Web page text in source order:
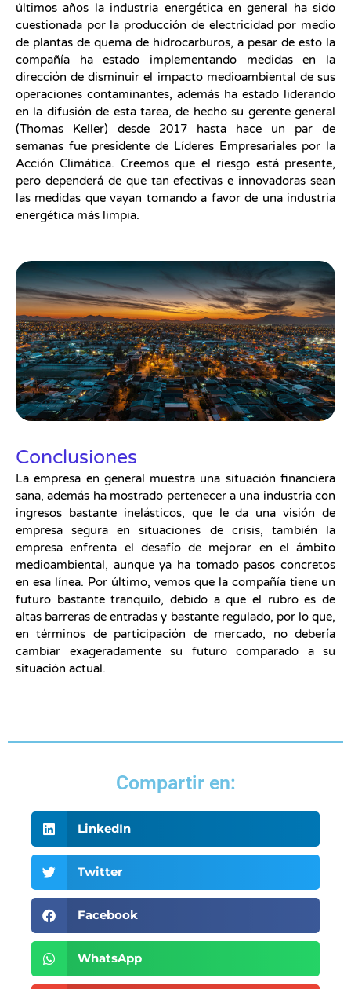
últimos años la industria energética en general ha sido
cuestionada por la producción de electricidad por medio
de plantas de quema de hidrocarburos, a pesar de esto la
compañía ha estado implementando medidas en la
dirección de disminuir el impacto medioambiental de sus
operaciones contaminantes, además ha estado liderando
en la difusión de esta tarea, de hecho su gerente general
(Thomas Keller) desde 2017 hasta hace un par de
semanas fue presidente de Líderes Empresariales por la
Acción Climática. Creemos que el riesgo está presente,
pero dependerá de que tan efectivas e innovadoras sean
las medidas que vayan tomando a favor de una industria
energética más limpia.
Conclusiones
La empresa en general muestra una situación financiera
sana, además ha mostrado pertenecer a una industria con
ingresos bastante inelásticos, que le da una visión de
empresa segura en situaciones de crisis, también la
empresa enfrenta el desafío de mejorar en el ámbito
medioambiental, aunque ya ha tomado pasos concretos
en esa línea. Por último, vemos que la compañía tiene un
futuro bastante tranquilo, debido a que el rubro es de
altas barreras de entradas y bastante regulado, por lo que,
en términos de participación de mercado, no debería
cambiar exageradamente su futuro comparado a su
situación actual.
Compartir en:
LinkedIn
Twitter
Facebook
WhatsApp